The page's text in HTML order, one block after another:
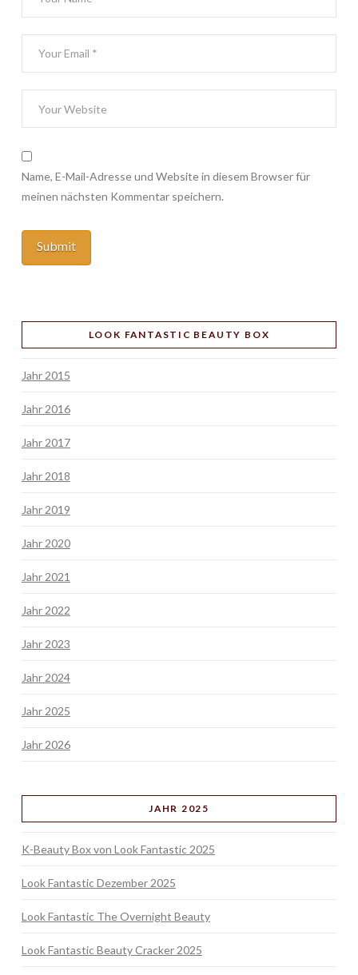
Name, E-Mail-Adresse und Website in diesem Browser für
meinen nächsten Kommentar speichern.
LOOK FANTASTIC BEAUTY BOX
Jahr 2015
Jahr 2016
Jahr 2017
Jahr 2018
Jahr 2019
Jahr 2020
Jahr 2021
Jahr 2022
Jahr 2023
Jahr 2024
Jahr 2025
Jahr 2026
JAHR 2025
K-Beauty Box von Look Fantastic 2025
Look Fantastic Dezember 2025
Look Fantastic The Overnight Beauty
Look Fantastic Beauty Cracker 2025